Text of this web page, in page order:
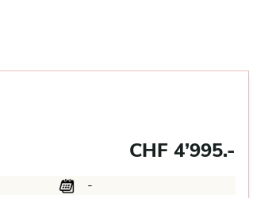
CHF 4’995.-
-